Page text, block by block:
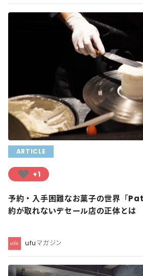
ARTICLE
+1
予約・入手困難なお菓子の世界「
約が取れないデセール店の正体とは
ufuマガジン